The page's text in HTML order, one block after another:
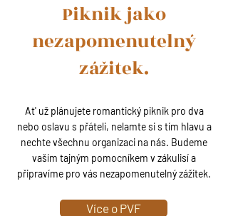
Piknik jako
nezapomenutelný
zážitek.
At' už plánujete romantický piknik pro dva
nebo oslavu s přáteli, nelamte si s tím hlavu a
nechte všechnu organizaci na nás. Budeme
vaším tajným pomocníkem v zákulisí a
připravíme pro vás nezapomenutelný zážitek.
Více o PVF